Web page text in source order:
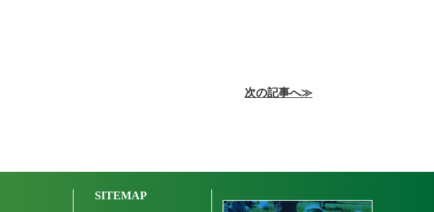
次の記事へ≫
SITEMAP